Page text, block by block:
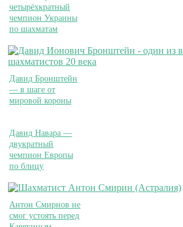
четырёхкратный
чемпион Украины
по шахматам
Давид Бронштейн
— в шаге от
мировой короны
Давид Навара —
двукратный
чемпион Европы
по блицу
Антон Смирнов не
смог устоять перед